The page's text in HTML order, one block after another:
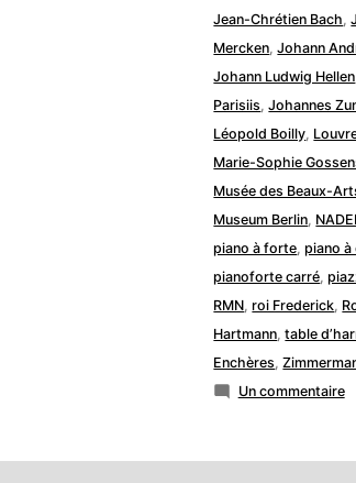
Jean-Chrétien Bach ,
Mercken ,Johann
Johann Ludwig Hellen
Parisiis ,Johannes
Léopold Boilly
Marie-Sophie
Musée des Beaux-
Museum Berlin
piano à forte ,piano à
pianoforte carré ,
RMN ,roi Frederick
Hartmann ,table
Enchères ,
Un commentairesur